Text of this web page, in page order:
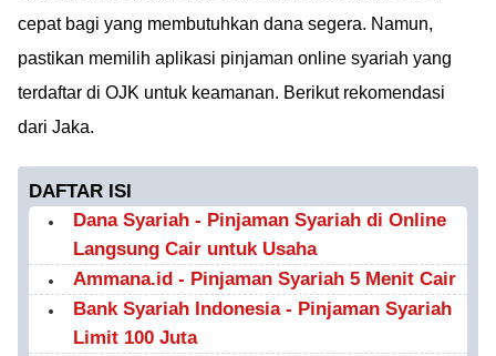
cepat bagi yang membutuhkan dana segera. Namun,
pastikan memilih aplikasi pinjaman online syariah yang
terdaftar di OJK untuk keamanan. Berikut rekomendasi
dari Jaka.
DAFTAR ISI
Dana Syariah - Pinjaman Syariah di Online
Langsung Cair untuk Usaha
Ammana.id - Pinjaman Syariah 5 Menit Cair
Bank Syariah Indonesia - Pinjaman Syariah
Limit 100 Juta